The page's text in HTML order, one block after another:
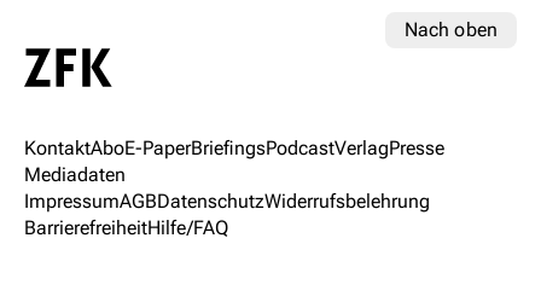
Nach oben
KontaktAboE-PaperBriefingsPodcastVerlagPresse
Mediadaten
ImpressumAGBDatenschutzWiderrufsbelehrung
BarrierefreiheitHilfe/FAQ